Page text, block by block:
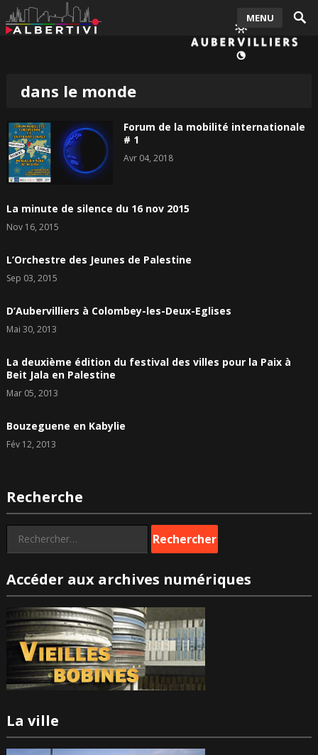
MENU
dans le monde
Forum de la mobilité internationale
# 1
Avr 04, 2018
La minute de silence du 16 nov 2015
Nov 16, 2015
L’Orchestre des Jeunes de Palestine
Sep 03, 2015
D’Aubervilliers à Colombey-les-Deux-Eglises
Mai 30, 2013
La deuxième édition du festival des villes pour la Paix à
Beit Jala en Palestine
Mar 05, 2013
Bouzeguene en Kabylie
Fév 12, 2013
Recherche
Rechercher :
Accéder aux archives numériques
La ville